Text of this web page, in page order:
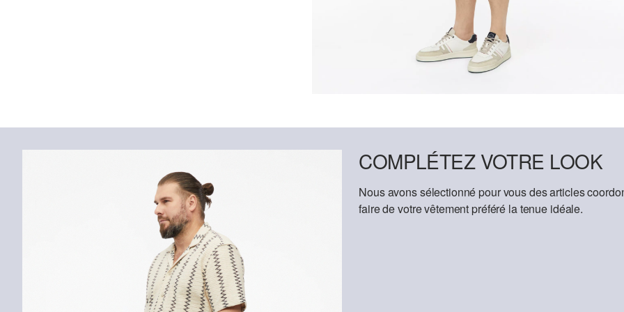
COMPLÉTEZ VOTRE LOOK
Nous avons sélectionné pour vous des articles
faire de votre vêtement préféré la tenue idéale.